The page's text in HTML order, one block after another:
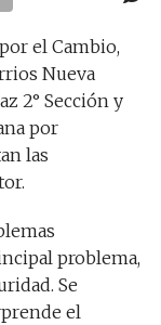
el Cambio,
Nueva
2° Sección y
por
las
problema,
Se
el